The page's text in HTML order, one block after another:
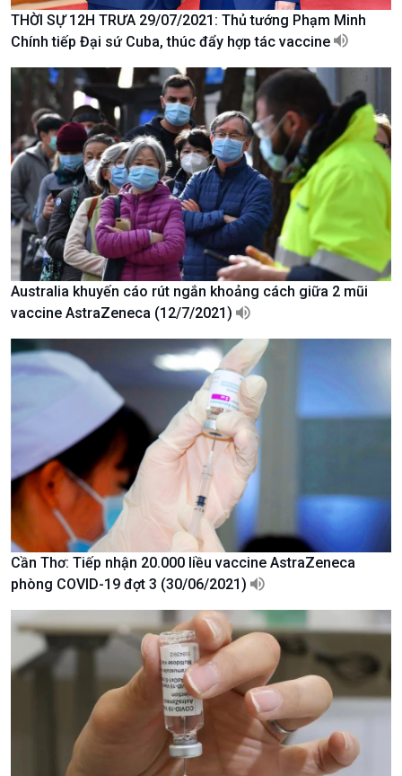
Tài nguyên và Môi trường
Chuyên gia của bạn
Xã hội chuyển động
Bước chân đến trường
khí hậu
Văn hoá & Du lịch
Tin Văn hoá & Du lịch
Chát với người nổi tiếng
Câu chuyện Thể thao
Multimedia
Ảnh
Video
Infographic
E-Magazine
THỜI SỰ 12H TRƯA 29/07/2021: Thủ tướng Phạm Minh
Chính tiếp Đại sứ Cuba, thúc đẩy hợp tác vaccine
Australia khuyến cáo rút ngắn khoảng cách giữa 2 mũi
vaccine AstraZeneca (12/7/2021)
Cần Thơ: Tiếp nhận 20.000 liều vaccine AstraZeneca
phòng COVID-19 đợt 3 (30/06/2021)